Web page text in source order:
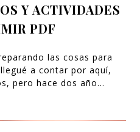
Y ACTIVIDADES
PDF
las cosas para
a contar por aquí,
pero hace dos año…